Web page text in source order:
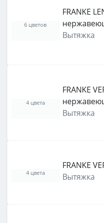
FRANKE
Вытяжка
6 цветов
FRANKE
Вытяжка
4 цвета
FRANKE
Вытяжка
4 цвета